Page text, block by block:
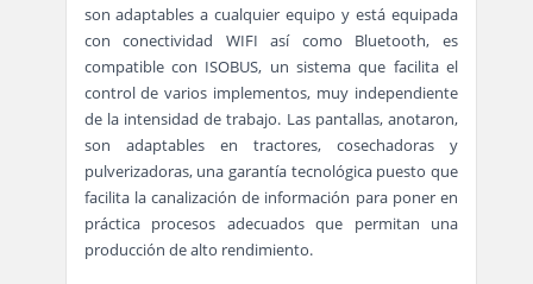
son adaptables a cualquier equipo y está equipada
con conectividad WIFI así como Bluetooth, es
compatible con ISOBUS, un sistema que facilita el
control de varios implementos, muy independiente
de la intensidad de trabajo. Las pantallas, anotaron,
son adaptables en tractores, cosechadoras y
pulverizadoras, una garantía tecnológica puesto que
facilita la canalización de información para poner en
práctica procesos adecuados que permitan una
producción de alto rendimiento.